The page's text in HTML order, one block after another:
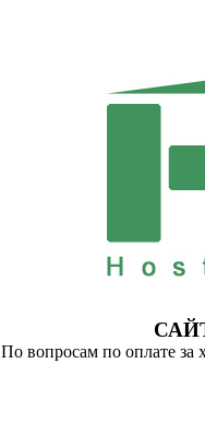
По вопросам по оплате за